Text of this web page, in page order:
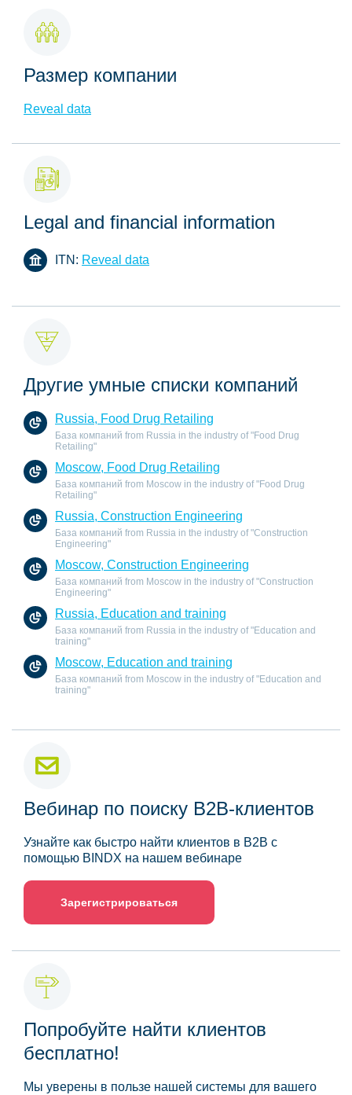
Размер компании
Reveal data
Legal and financial information
ITN: Reveal data
Другие умные списки компаний
Russia, Food Drug Retailing
База компаний from Russia in the industry of "Food Drug
Retailing"
Moscow, Food Drug Retailing
База компаний from Moscow in the industry of "Food Drug
Retailing"
Russia, Construction Engineering
База компаний from Russia in the industry of "Construction
Engineering"
Moscow, Construction Engineering
База компаний from Moscow in the industry of "Construction
Engineering"
Russia, Education and training
База компаний from Russia in the industry of "Education and
training"
Moscow, Education and training
База компаний from Moscow in the industry of "Education and
training"
Вебинар по поиску B2B-клиентов
Узнайте как быстро найти клиентов в B2B с
помощью BINDX на нашем вебинаре
Зарегистрироваться
Попробуйте найти клиентов
бесплатно!
Мы уверены в пользе нашей системы для вашего